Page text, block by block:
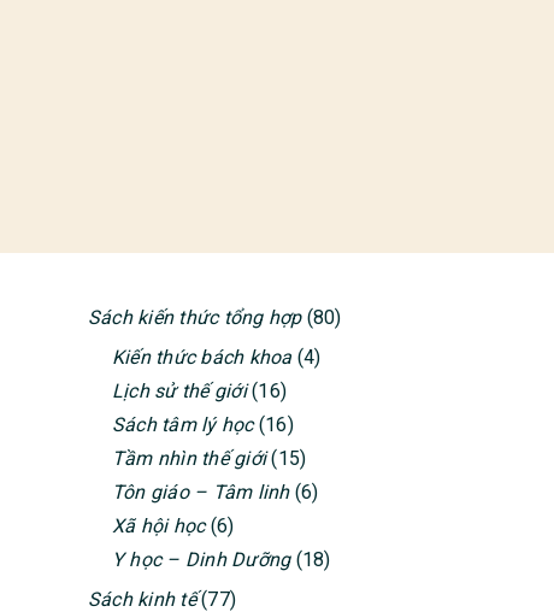
PRIMARY
SIDEBAR
Sách kiến thức tổng hợp(80)
Kiến thức bách khoa (4)
Lịch sử thế giới(16)
Sách tâm lý học(16)
Tầm nhìn thế giới(15)
Tôn giáo – Tâm linh(6)
Xã hội học(6)
Y học – Dinh Dưỡng(18)
Sách kinh tế(77)